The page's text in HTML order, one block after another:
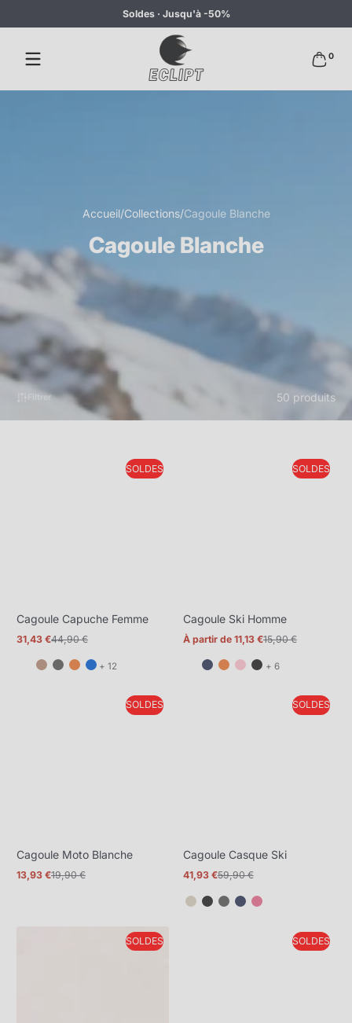
Soldes · Jusqu'à -50%
0
Accueil Collections Cagoule Blanche
Cagoule Blanche
Filtrer 50 produits
SOLDES
Cagoule Capuche Femme
Prix
31,43 €
Prix
44,90 €
+ 12
de
plus
SOLDES
Cagoule Ski Homme
Prix
À partir de 11,13 €
Prix
15,90 €
+ 6et
plus
SOLDES
Cagoule Moto Blanche
Prix
13,93 €
Prix
19,90 €
SOLDES
Cagoule Casque Ski
Prix
41,93 €
Prix
59,90 €
SOLDES SOLDES